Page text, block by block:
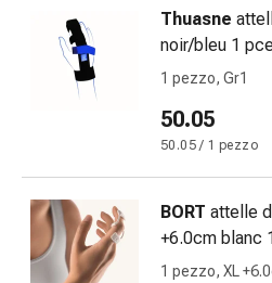
verruche
Micosi
unghie
piedi
cicatrici
Pelle
secca
Thuasne
noir/bleu 1 pce
1 pezzo, Gr1
50.05
50.05 / 1 pezzo
BORT attelle
+6.0cm blanc
1 pezzo, XL